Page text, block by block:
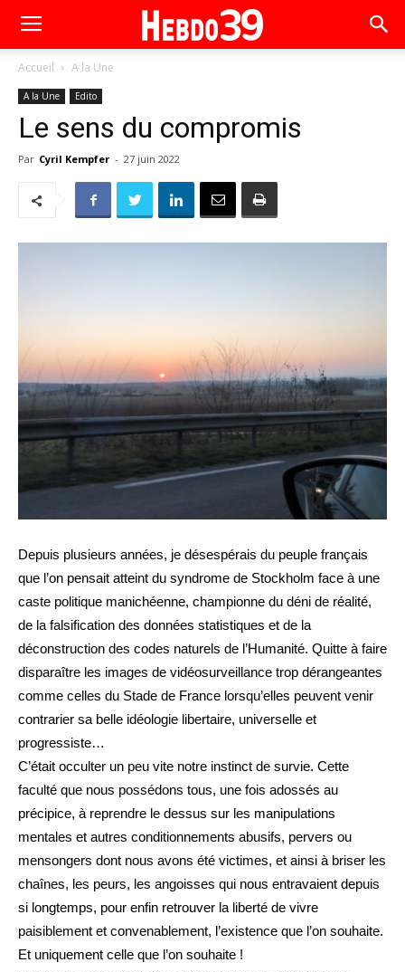
Accueil A la Une
A la Une Edito
Le sens du compromis
Par Cyril Kempfer - 27 juin 2022
Depuis plusieurs années, je désespérais du peuple français
que l’on pensait atteint du syndrome de Stockholm face à une
caste politique manichéenne, championne du déni de réalité,
de la falsification des données statistiques et de la
déconstruction des codes naturels de l’Humanité. Quitte à faire
disparaître les images de vidéosurveillance trop dérangeantes
comme celles du Stade de France lorsqu’elles peuvent venir
contrarier sa belle idéologie libertaire, universelle et
progressiste…
C’était occulter un peu vite notre instinct de survie. Cette
faculté que nous possédons tous, une fois adossés au
précipice, à reprendre le dessus sur les manipulations
mentales et autres conditionnements abusifs, pervers ou
mensongers dont nous avons été victimes, et ainsi à briser les
chaînes, les peurs, les angoisses qui nous entravaient depuis
si longtemps, pour enfin retrouver la liberté de vivre
paisiblement et convenablement, l’existence que l’on souhaite.
Et uniquement celle que l’on souhaite !